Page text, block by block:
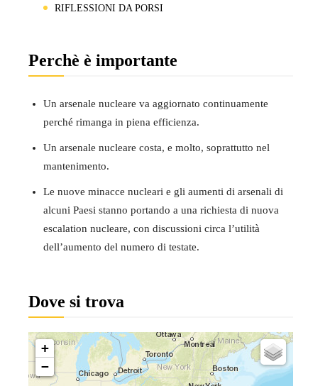
RIFLESSIONI DA PORSI
Perchè è importante
Un arsenale nucleare va aggiornato continuamente
perché rimanga in piena efficienza.
Un arsenale nucleare costa, e molto, soprattutto nel
mantenimento.
Le nuove minacce nucleari e gli aumenti di arsenali di
alcuni Paesi stanno portando a una richiesta di nuova
escalation nucleare, con discussioni circa l’utilità
dell’aumento del numero di testate.
Dove si trova